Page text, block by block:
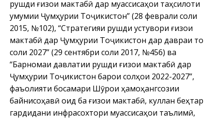
рушди ғизои мактабӣ дар муассисаҳои таҳсилоти
умумии Ҷумҳурии Тоҷикистон” (28 феврали соли
2015, №102), “Стратегияи рушди устувори ғизои
мактабӣ дар Ҷумҳурии Тоҷикистон дар давраи то
соли 2027” (29 сентябри соли 2017, №456) ва
“Барномаи давлатии рушди ғизои мактабӣ дар
Ҷумҳурии Тоҷикистон барои солҳои 2022-2027”,
фаъолияти босамари Шӯрои ҳамоҳангсозии
байнисоҳавӣ оид ба ғизои мактабӣ, куллан беҳтар
гардидани инфрасохтори муассисаҳои таълимӣ,